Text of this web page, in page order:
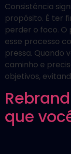
Consistência
propósito. É ter
perder o foco.
esse processo
pressa. Quando
caminho e
objetivos,
que